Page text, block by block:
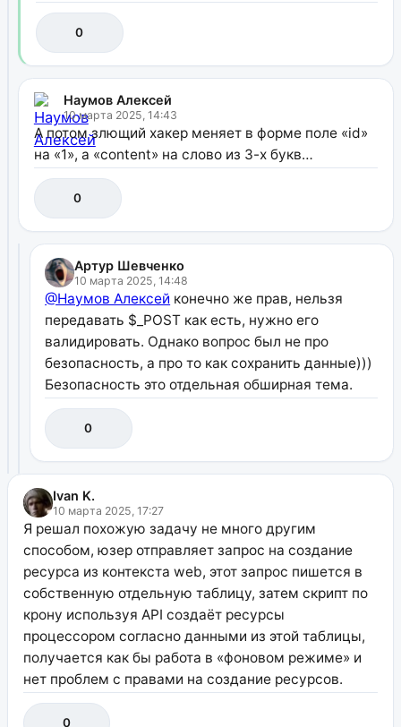
0
Наумов Алексей
10 марта 2025, 14:43
А потом злющий хакер меняет в форме поле «id»
на «1», а «content» на слово из 3-х букв…
0
Артур Шевченко
10 марта 2025, 14:48
@Наумов Алексей конечно же прав, нельзя
передавать $_POST как есть, нужно его
валидировать. Однако вопрос был не про
безопасность, а про то как сохранить данные)))
Безопасность это отдельная обширная тема.
0
Ivan K.
10 марта 2025, 17:27
Я решал похожую задачу не много другим
способом, юзер отправляет запрос на создание
ресурса из контекста web, этот запрос пишется в
собственную отдельную таблицу, затем скрипт по
крону используя API создаёт ресурсы
процессором согласно данными из этой таблицы,
получается как бы работа в «фоновом режиме» и
нет проблем с правами на создание ресурсов.
0